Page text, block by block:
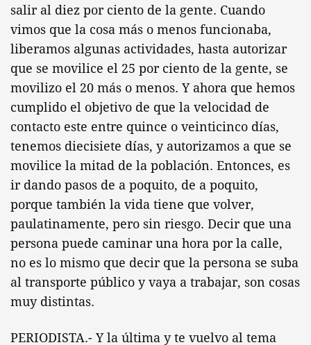
salir al diez por ciento de la gente. Cuando
vimos que la cosa más o menos funcionaba,
liberamos algunas actividades, hasta autorizar
que se movilice el 25 por ciento de la gente, se
movilizo el 20 más o menos. Y ahora que hemos
cumplido el objetivo de que la velocidad de
contacto este entre quince o veinticinco días,
tenemos diecisiete días, y autorizamos a que se
movilice la mitad de la población. Entonces, es
ir dando pasos de a poquito, de a poquito,
porque también la vida tiene que volver,
paulatinamente, pero sin riesgo. Decir que una
persona puede caminar una hora por la calle,
no es lo mismo que decir que la persona se suba
al transporte público y vaya a trabajar, son cosas
muy distintas.
PERIODISTA.- Y la última y te vuelvo al tema